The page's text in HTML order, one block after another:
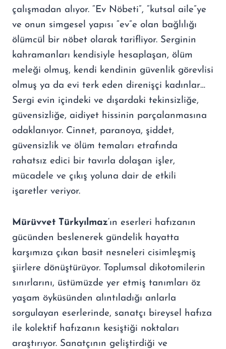
çalışmadan alıyor. “Ev Nöbeti”, “kutsal aile”ye
ve onun simgesel yapısı “ev”e olan bağlılığı
ölümcül bir nöbet olarak tarifliyor. Serginin
kahramanları kendisiyle hesaplaşan, ölüm
meleği olmuş, kendi kendinin güvenlik görevlisi
olmuş ya da evi terk eden direnişçi kadınlar…
Sergi evin içindeki ve dışardaki tekinsizliğe,
güvensizliğe, aidiyet hissinin parçalanmasına
odaklanıyor. Cinnet, paranoya, şiddet,
güvensizlik ve ölüm temaları etrafında
rahatsız edici bir tavırla dolaşan işler,
mücadele ve çıkış yoluna dair de etkili
işaretler veriyor.
Mürüvvet Türkyılmaz‘ın eserleri hafızanın
gücünden beslenerek gündelik hayatta
karşımıza çıkan basit nesneleri cisimleşmiş
şiirlere dönüştürüyor. Toplumsal dikotomilerin
sınırlarını, üstümüzde yer etmiş tanımları öz
yaşam öyküsünden alıntıladığı anlarla
sorgulayan eserlerinde, sanatçı bireysel hafıza
ile kolektif hafızanın kesiştiği noktaları
araştırıyor. Sanatçının geliştirdiği ve